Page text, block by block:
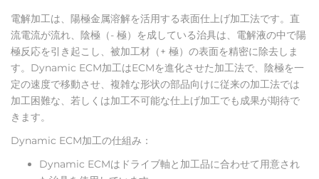
電解加工は、陽極金属溶解を活用する表面仕上げ加工法です。直
流電流が流れ、陰極（- 極）を成している治具は、電解液の中で陽
極反応を引き起こし、被加工材（+ 極）の表面を精密に除去しま
す。Dynamic ECM加工はECMを進化させた加工法で、陰極を一
定の速度で移動させ、複雑な形状の部品向けに従来の加工法では
加工困難な、若しくは加工不可能な仕上げ加工でも成果が期待で
きます。
Dynamic ECM加工の仕組み：
Dynamic ECMはドライブ軸と加工品に合わせて用意され